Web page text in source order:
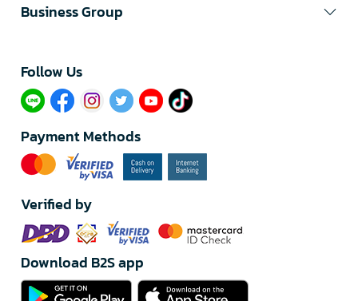
Business Group
Follow Us​
Payment Methods
Verified by
Download B2S app